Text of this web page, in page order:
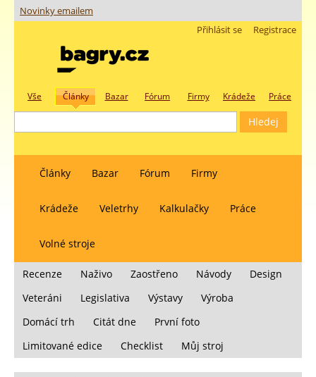
Novinky emailem
Registrace
Přihlásit se
Vše Články Bazar Fórum Firmy Krádeže Práce
Články Bazar Fórum Firmy
Krádeže Veletrhy Kalkulačky Práce
Volné stroje
Recenze Naživo Zaostřeno Návody
Design
Veteráni
Legislativa Výstavy
Výroba
Domácí trh
Citát dne
První foto
Limitované edice
Checklist Můj stroj